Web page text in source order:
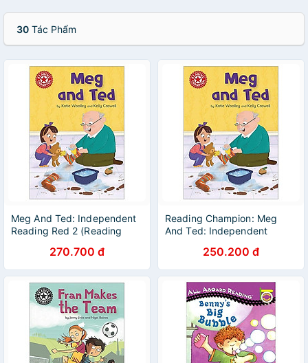
30 Tác Phẩm
Meg And Ted: Independent
Reading Red 2 (Reading
270.700 đ
Reading Champion: Meg
And Ted: Independent
250.200 đ